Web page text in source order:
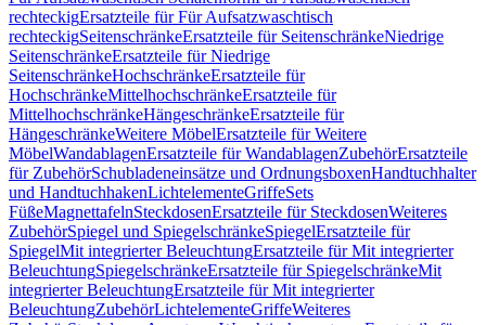
rechteckigErsatzteile für Für Aufsatzwaschtisch
rechteckigSeitenschränkeErsatzteile für SeitenschränkeNiedrige
SeitenschränkeErsatzteile für Niedrige
SeitenschränkeHochschränkeErsatzteile für
HochschränkeMittelhochschränkeErsatzteile für
MittelhochschränkeHängeschränkeErsatzteile für
HängeschränkeWeitere MöbelErsatzteile für Weitere
MöbelWandablagenErsatzteile für WandablagenZubehörErsatzteile
für ZubehörSchubladeneinsätze und OrdnungsboxenHandtuchhalter
und HandtuchhakenLichtelementeGriffeSets
FüßeMagnettafelnSteckdosenErsatzteile für SteckdosenWeiteres
ZubehörSpiegel und SpiegelschränkeSpiegelErsatzteile für
SpiegelMit integrierter BeleuchtungErsatzteile für Mit integrierter
BeleuchtungSpiegelschränkeErsatzteile für SpiegelschränkeMit
integrierter BeleuchtungErsatzteile für Mit integrierter
BeleuchtungZubehörLichtelementeGriffeWeiteres